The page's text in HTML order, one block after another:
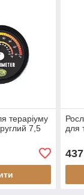
тераріуму
7,5
для
437